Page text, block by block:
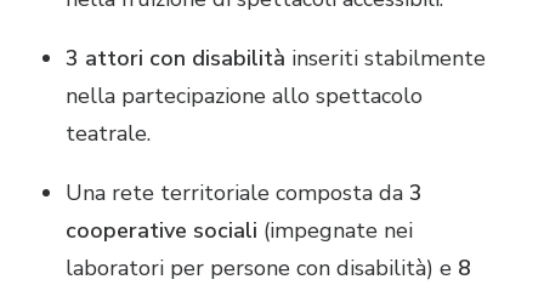
3 attori con disabilità inseriti stabilmente
nella partecipazione allo spettacolo
teatrale.
Una rete territoriale composta da 3
cooperative sociali (impegnate nei
laboratori per persone con disabilità) e 8